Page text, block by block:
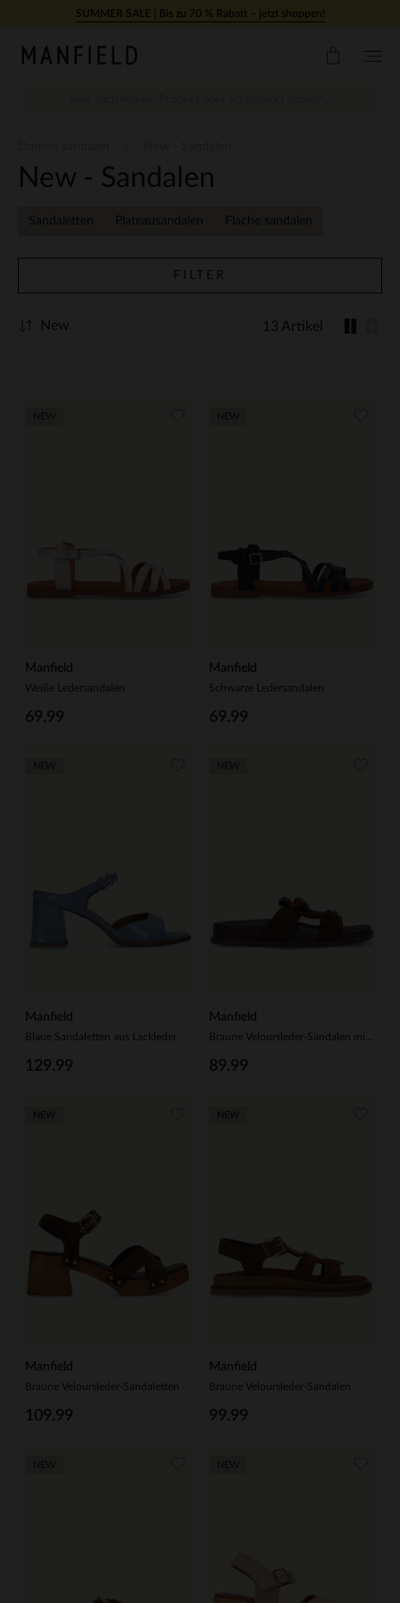
Zum Inhalt springenSUMMER SALE | Bis zu 70 % Rabatt – jetzt shoppen!
New - Sandalen
Sandaletten Plateausandalen Flache sandalen
FILTER
13 Artikel
New
Manfield
Weiße Ledersandalen
69.99
Manfield
Schwarze Ledersandalen
69.99
Manfield
Blaue Sandaletten aus Lackleder
129.99
Manfield
89.99
Manfield
Braune Veloursleder-Sandaletten
109.99
Manfield
Braune Veloursleder-Sandalen
99.99